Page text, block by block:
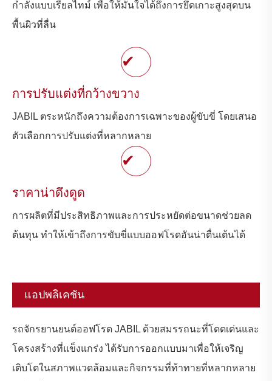
กำลังแบบเรียลไทม์ เพื่อให้มั่นใจได้ถึงการยึดเกาะสูงสุดบน
พื้นผิวที่ลื่น
✔
การปรับแต่งที่กว้างขวาง
JABIL ตระหนักถึงความต้องการเฉพาะของผู้ขับขี่ โดยเสนอ
ตัวเลือกการปรับแต่งที่หลากหลาย
✔
ราคาน่าดึงดูด
การผลิตที่มีประสิทธิภาพและการประหยัดต่อขนาดช่วยลด
ต้นทุน ทำให้เข้าถึงการขับขี่แบบออฟโรดอันน่าตื่นเต้นได้
แอปพลิเคชัน
รถจักรยานยนต์ออฟโรด JABIL ด้วยสมรรถนะที่โดดเด่นและ
โครงสร้างที่แข็งแกร่ง ได้รับการออกแบบมาเพื่อให้เจริญ
เติบโตในสภาพแวดล้อมและกิจกรรมที่ท้าทายที่หลากหลาย